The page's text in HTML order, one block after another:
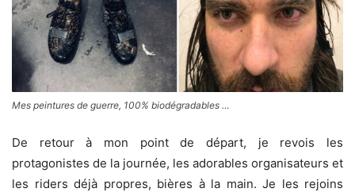
Mes peintures de guerre, 100% biodégradables …
De retour à mon point de départ, je revois les
protagonistes de la journée, les adorables organisateurs et
les riders déjà propres, bières à la main. Je les rejoins